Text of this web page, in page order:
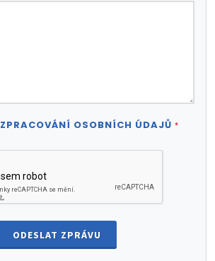
ZPRACOVÁNÍ OSOBNÍCH ÚDAJŮ *
ODESLAT ZPRÁVU